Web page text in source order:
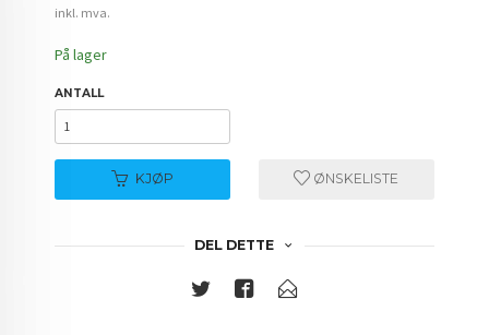
inkl. mva.
På lager
ANTALL
KJØP ØNSKELISTE
DEL DETTE